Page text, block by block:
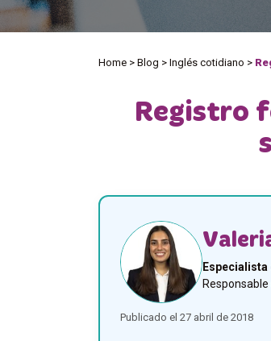
Home > Blog > Inglés cotidiano >
Registro
Publicado el 27 abril de 2018